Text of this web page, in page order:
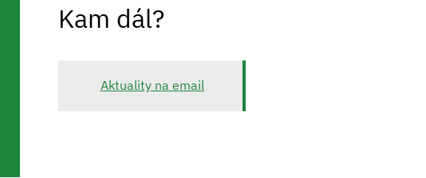
Kam dál?
Aktuality na email